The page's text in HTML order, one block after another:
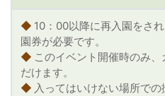
◆ 10：00以降に再入園をさ
園券が必要です。
◆ このイベント開催時のみ
だけます。
◆ 入ってはいけない場所で